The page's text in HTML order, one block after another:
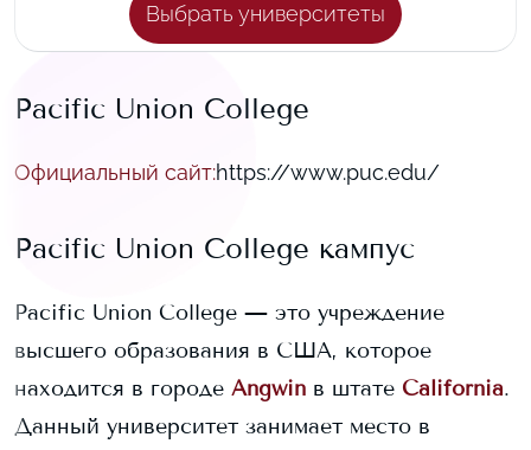
Выбрать университеты
Pacific Union College
Официальный сайт:https://www.puc.edu/
Pacific Union College кампус
Pacific Union College — это учреждение
высшего образования в США, которое
находится в городе Angwin в штате California.
Данный университет занимает место в